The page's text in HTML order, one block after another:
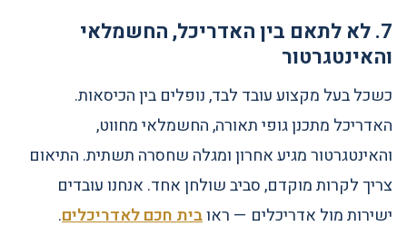
7. לא לתאם בין האדריכל, החשמלאי
והאינטגרטור
כשכל בעל מקצוע עובד לבד, נופלים בין הכיסאות.
האדריכל מתכנן גופי תאורה, החשמלאי מחווט,
והאינטגרטור מגיע אחרון ומגלה שחסרה תשתית. התיאום
צריך לקרות מוקדם, סביב שולחן אחד. אנחנו עובדים
ישירות מול אדריכלים — ראובית חכם לאדריכלים.